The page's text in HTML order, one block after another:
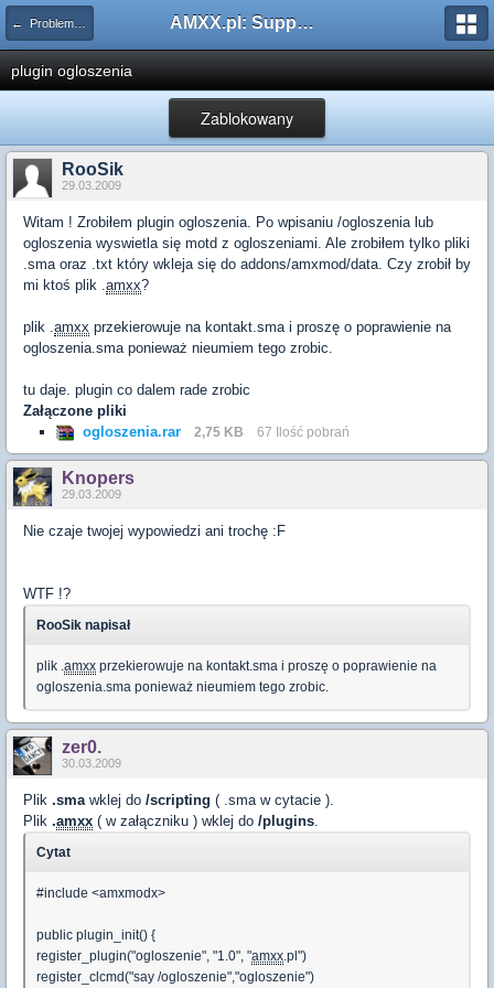
← Problemy z pluginami AMXX.pl: Support AMX Mod X i SourceMod
plugin ogloszenia
Zablokowany
RooSik
29.03.2009
Witam ! Zrobiłem plugin ogloszenia. Po wpisaniu /ogloszenia lub
ogloszenia wyswietla się motd z ogloszeniami. Ale zrobiłem tylko pliki
.sma oraz .txt który wkleja się do addons/amxmod/data. Czy zrobił by
mi ktoś plik .amxx?
plik .amxx przekierowuje na kontakt.sma i proszę o poprawienie na
ogloszenia.sma ponieważ nieumiem tego zrobic.
tu daje. plugin co dalem rade zrobic
Załączone pliki
ogloszenia.rar
2,75 KB 67 Ilość pobrań
Knopers
29.03.2009
Nie czaje twojej wypowiedzi ani trochę :F
WTF !?
RooSik napisał
plik .amxx przekierowuje na kontakt.sma i proszę o poprawienie na
ogloszenia.sma ponieważ nieumiem tego zrobic.
zer0.
30.03.2009
Plik .smawklej do /scripting ( .sma w cytacie ).
Plik .amxx ( w załączniku ) wklej do /plugins.
Cytat
#include <amxmodx>
public plugin_init() {
register_plugin("ogloszenie", "1.0", "amxx.pl")
register_clcmd("say /ogloszenie","ogloszenie")